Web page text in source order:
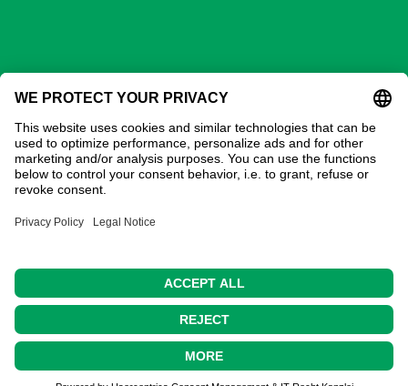
Kontakt
Adresse: Gechter GmbH
90587 Obermichelbach
© Copyright 2018 by Gechter GmbH. All Rights
Reserved.